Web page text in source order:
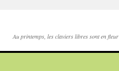
Au printemps, les claviers libres sont en fleur